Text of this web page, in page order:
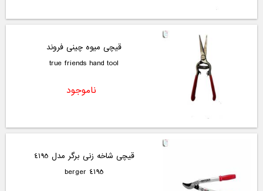
قیچی میوه چینی فروند
true friends hand tool
ناموجود
قیچی شاخه زنی برگر مدل 4195
4195 berger